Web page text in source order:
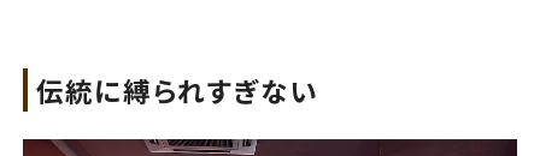
伝統に縛られすぎない